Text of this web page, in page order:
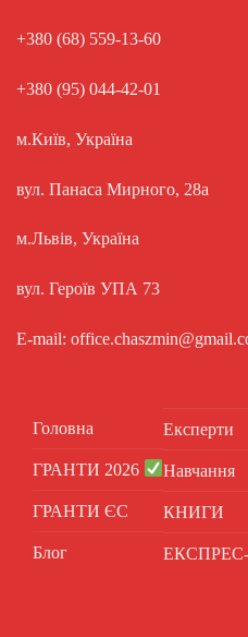
+380 (68) 559-13-60
+380 (95) 044-42-01
м.Київ, Україна
вул. Панаса Мирного, 28а
м.Львів, Україна
вул. Героїв УПА 73
E-mail:
Головна
ГРАНТИ 2026
ГРАНТИ ЄС
Блог
Експерти
Навчання
КНИГИ